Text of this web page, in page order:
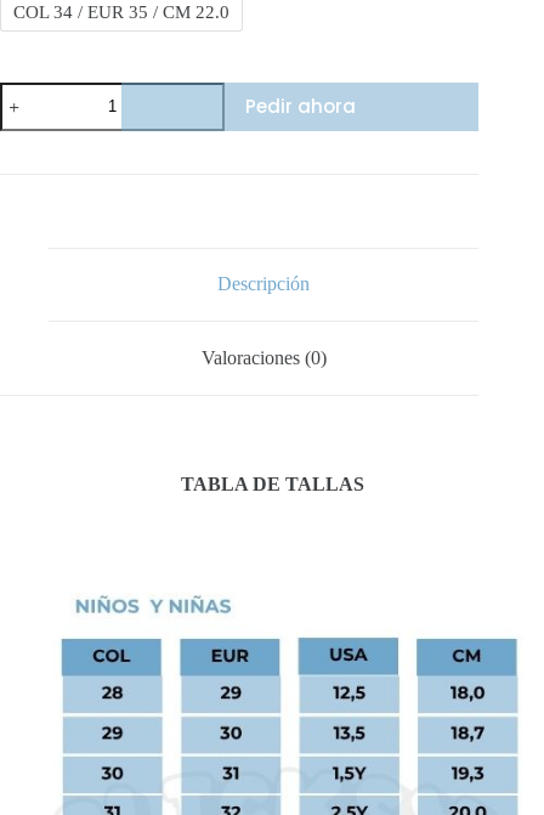
COL 34 / EUR 35 / CM 22.0
Nike
For
One
Pedir ahora
Descripción
Valoraciones (0)
TABLA DE TALLAS